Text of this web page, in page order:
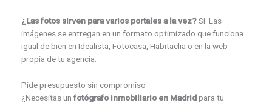
¿Las fotos sirven para varios portales a la vez?Sí. Las
imágenes se entregan en un formato optimizado que funciona
igual de bien en Idealista, Fotocasa, Habitaclia o en la web
propia de tu agencia.
Pide presupuesto sin compromiso
¿Necesitas un fotógrafo inmobiliario en Madridpara tu